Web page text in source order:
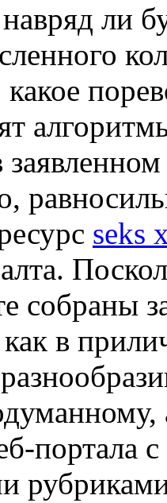
ли
seks
собраны
в
портала